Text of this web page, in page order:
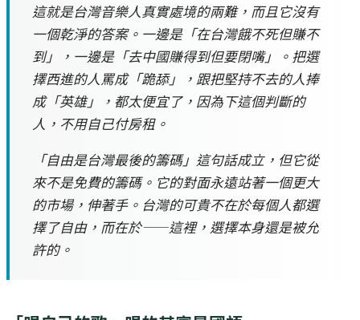
這就是台灣音樂人真實處境的兩難，而且它沒有
一個乾淨的答案。一邊是「在台灣餓不死但賺不
到」，一邊是「去中國賺得到但要閉嘴」。把選
擇西進的人罵成「跪舔」，跟把堅持不去的人捧
成「英雄」，都太便宜了，因為下這個判斷的
人，不用自己付房租。
「自由是台灣最後的籌碼」這句話成立，但它從
來不是免費的籌碼。它的對面永遠站著一個更大
的市場，伸著手。台灣的可貴不在於每個人都選
擇了自由，而在於——這裡，選擇本身還是被允
許的。